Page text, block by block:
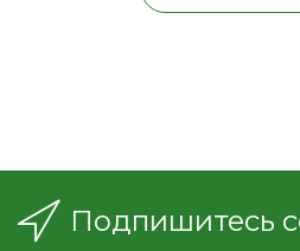
Подпишитесь